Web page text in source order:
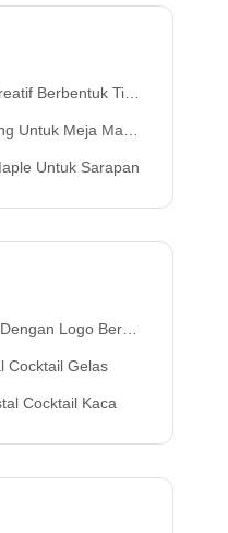
Tidak Teratur
Meja Makan Malam
Untuk Sarapan
Logo Berwarna
Cocktail Gelas
Cocktail Kaca